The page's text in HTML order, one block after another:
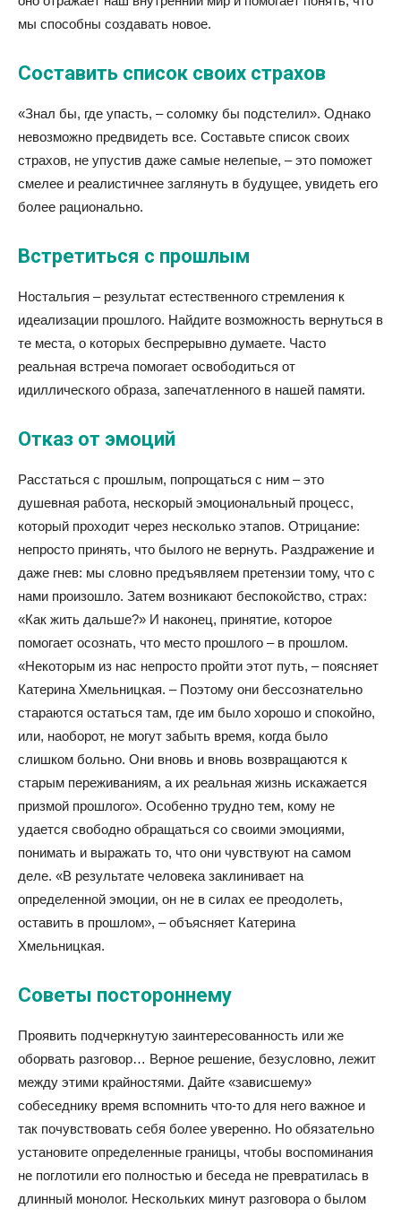
мы способны создавать новое.
Составить список своих страхов
«Знал бы, где упасть, – соломку бы подстелил». Однако
невозможно предвидеть все. Составьте список своих
страхов, не упустив даже самые нелепые, – это поможет
смелее и реалистичнее заглянуть в будущее, увидеть его
более рационально.
Встретиться с прошлым
Ностальгия – результат естественного стремления к
идеализации прошлого. Найдите возможность вернуться в
те места, о которых беспрерывно думаете. Часто
реальная встреча помогает освободиться от
идиллического образа, запечатленного в нашей памяти.
Отказ от эмоций
Расстаться с прошлым, попрощаться с ним – это
душевная работа, нескорый эмоциональный процесс,
который проходит через несколько этапов. Отрицание:
непросто принять, что былого не вернуть. Раздражение и
даже гнев: мы словно предъявляем претензии тому, что с
нами произошло. Затем возникают беспокойство, страх:
«Как жить дальше?» И наконец, принятие, которое
помогает осознать, что место прошлого – в прошлом.
«Некоторым из нас непросто пройти этот путь, – поясняет
Катерина Хмельницкая. – Поэтому они бессознательно
стараются остаться там, где им было хорошо и спокойно,
или, наоборот, не могут забыть время, когда было
слишком больно. Они вновь и вновь возвращаются к
старым переживаниям, а их реальная жизнь искажается
призмой прошлого». Особенно трудно тем, кому не
удается свободно обращаться со своими эмоциями,
понимать и выражать то, что они чувствуют на самом
деле. «В результате человека заклинивает на
определенной эмоции, он не в силах ее преодолеть,
оставить в прошлом», – объясняет Катерина
Хмельницкая.
Советы постороннему
Проявить подчеркнутую заинтересованность или же
оборвать разговор… Верное решение, безусловно, лежит
между этими крайностями. Дайте «зависшему»
собеседнику время вспомнить что-то для него важное и
так почувствовать себя более уверенно. Но обязательно
установите определенные границы, чтобы воспоминания
не поглотили его полностью и беседа не превратилась в
длинный монолог. Нескольких минут разговора о былом